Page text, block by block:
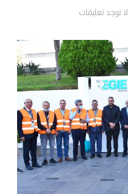
لا توجد تعليقات